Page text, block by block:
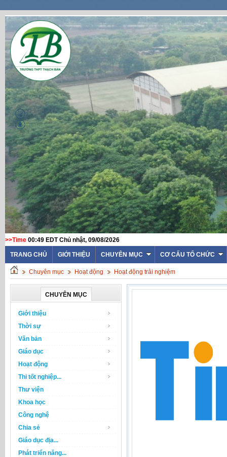
>>Time 00:49 EDT Chủ nhật, 09/08/2026
TRANG CHỦ GIỚI THIỆU CHUYÊN MỤC CƠ CẤU TỔ CHỨC
Chuyên mục Hoạt động Hoạt động trải nghiệm
CHUYÊN MỤC
Giới thiệu
Thời sự
Văn bản
Giáo dục
Hoạt động
Thi tốt nghiệp...
Thư viện
Khoa học
Công nghệ
Chia sẻ
Giáo dục địa...
Phát triển năng...